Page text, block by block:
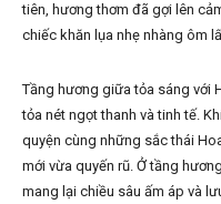
tiên, hương thơm đã gợi lên
chiếc khăn lụa nhẹ nhàng ôm
Tầng hương giữa tỏa sáng với
tỏa nét ngọt thanh và tinh tế.
quyện cùng những sắc thái
mới vừa quyến rũ. Ở tầng
mang lại chiều sâu ấm áp và